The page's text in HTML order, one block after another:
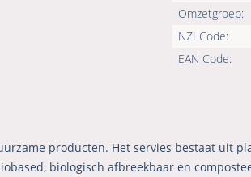
Omzetgroep:
NZI Code:
EAN Code:
producten. Het servies bestaat uit
biologisch afbreekbaar en